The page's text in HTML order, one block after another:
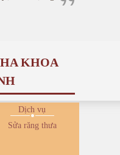
KHOA
Dịch vụ
Sửa răng thưa